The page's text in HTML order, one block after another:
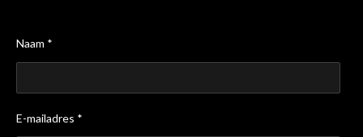
Naam *
E-mailadres *